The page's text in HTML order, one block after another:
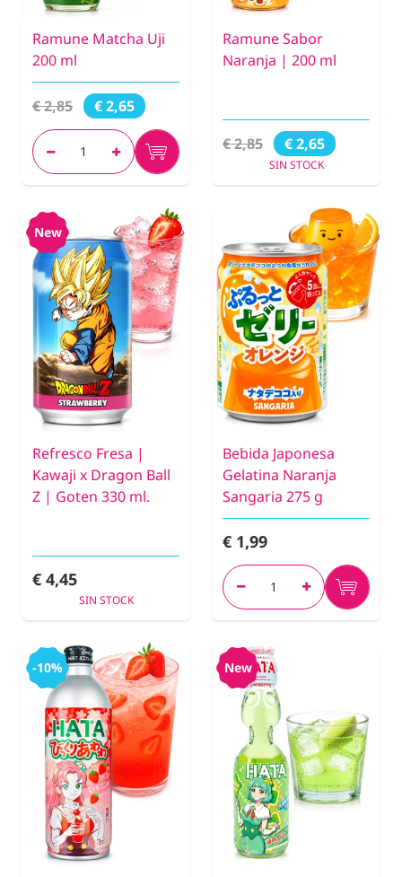
Ramune Matcha Uji
200 ml
€ 2,85 € 2,65
Ramune Sabor
Naranja | 200 ml
€ 2,85 € 2,65
SIN STOCK
New
Refresco Fresa |
Kawaji x Dragon Ball
Z | Goten 330 ml.
€ 4,45
SIN STOCK
Bebida Japonesa
Gelatina Naranja
Sangaria 275 g
€ 1,99
-10% New